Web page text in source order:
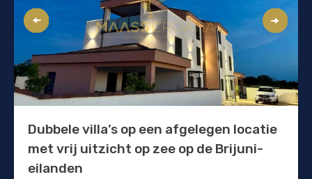
Dubbele villa’s op een afgelegen locatie
met vrij uitzicht op zee op de Brijuni-
eilanden